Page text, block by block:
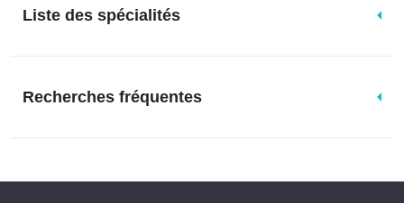
Liste des spécialités
Recherches fréquentes